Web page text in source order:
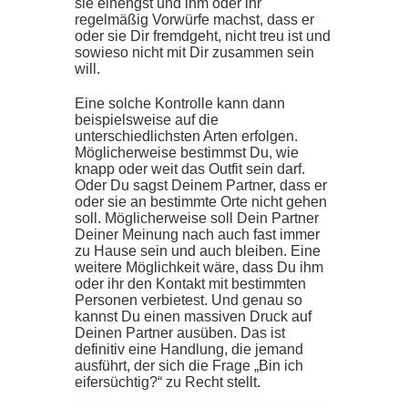
sie einengst und ihm oder ihr
regelmäßig Vorwürfe machst, dass er
oder sie Dir fremdgeht, nicht treu ist und
sowieso nicht mit Dir zusammen sein
will.
Eine solche Kontrolle kann dann
beispielsweise auf die
unterschiedlichsten Arten erfolgen.
Möglicherweise bestimmst Du, wie
knapp oder weit das Outfit sein darf.
Oder Du sagst Deinem Partner, dass er
oder sie an bestimmte Orte nicht gehen
soll. Möglicherweise soll Dein Partner
Deiner Meinung nach auch fast immer
zu Hause sein und auch bleiben. Eine
weitere Möglichkeit wäre, dass Du ihm
oder ihr den Kontakt mit bestimmten
Personen verbietest. Und genau so
kannst Du einen massiven Druck auf
Deinen Partner ausüben. Das ist
definitiv eine Handlung, die jemand
ausführt, der sich die Frage „Bin ich
eifersüchtig?“ zu Recht stellt.